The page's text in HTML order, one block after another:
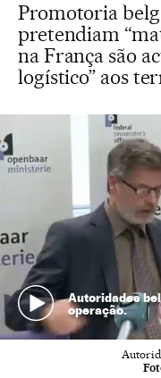
Promotoria
pretendiam
na França são
logístico” aos
Autoridades
operação.